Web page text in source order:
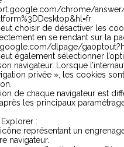
chrome/
peut choisir de désactiver les
en se rendant sur la
dlpage/
également sélectionner
navigateur. Lorsque
privée », les cookies
de chaque navigateur est
les principaux
:
représentant un
navigateur.